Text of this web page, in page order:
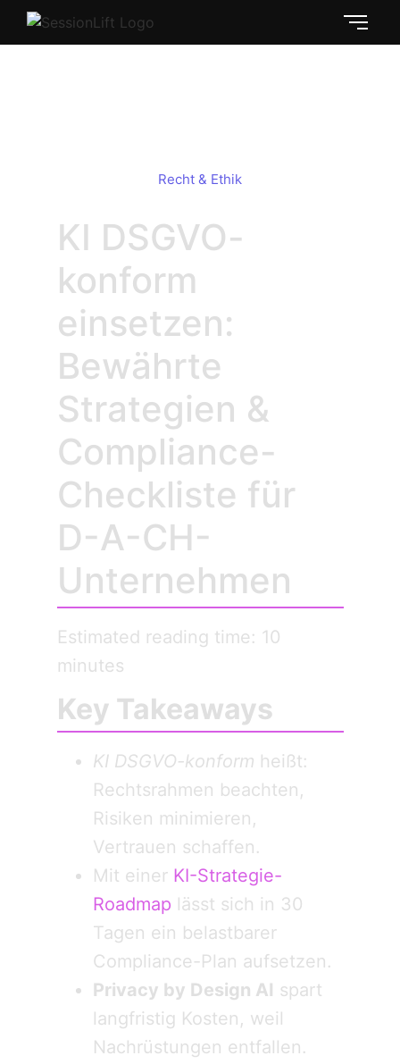
Recht & Ethik
KI DSGVO-
konform
einsetzen:
Bewährte
Strategien &
Compliance-
Checkliste für
D-A-CH-
Unternehmen
Estimated reading time: 10
minutes
Key Takeaways
KI DSGVO-konform heißt:
Rechtsrahmen beachten,
Risiken minimieren,
Vertrauen schaffen.
Mit einer KI-Strategie-
Roadmap lässt sich in 30
Tagen ein belastbarer
Compliance-Plan aufsetzen.
Privacy by Design AI spart
langfristig Kosten, weil
Nachrüstungen entfallen.